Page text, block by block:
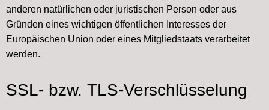
anderen natürlichen oder juristischen Person oder aus
Gründen eines wichtigen öffentlichen Interesses der
Europäischen Union oder eines Mitgliedstaats verarbeitet
werden.
SSL- bzw. TLS-Verschlüsselung